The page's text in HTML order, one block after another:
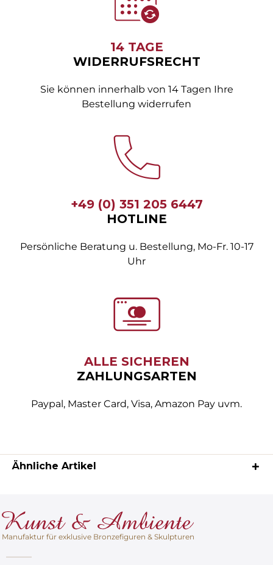
14 TAGE
WIDERRUFSRECHT
Sie können innerhalb von 14 Tagen Ihre
Bestellung widerrufen
+49 (0) 351 205 6447
HOTLINE
Persönliche Beratung u. Bestellung, Mo-Fr. 10-17
Uhr
ALLE SICHEREN
ZAHLUNGSARTEN
Paypal, Master Card, Visa, Amazon Pay uvm.
Ähnliche Artikel
Manufaktur für exklusive Bronzefiguren & Skulpturen